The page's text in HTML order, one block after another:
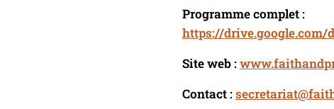
Programme complet :
https://drive.google.com/
Site web :
Contact :